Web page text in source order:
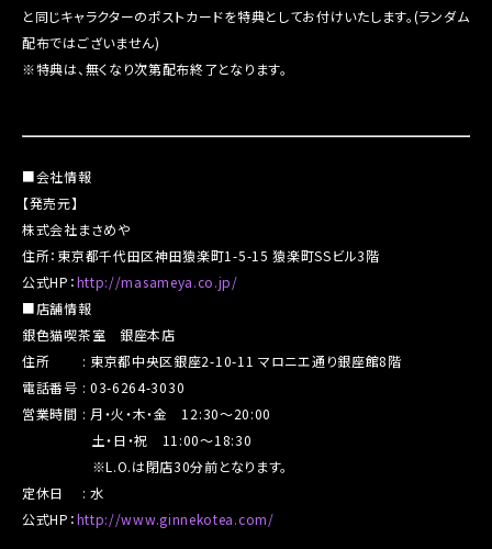
と同じキャラクターのポストカードを特典としてお付けいたします。(ランダム
配布ではございません)
※特典は、無くなり次第配布終了となります。
■会社情報
【発売元】
株式会社まさめや
住所：東京都千代田区神田猿楽町1-5-15 猿楽町SSビル3階
公式HP：http://masameya.co.jp/
■店舗情報
銀色猫喫茶室 銀座本店
住所 : 東京都中央区銀座2-10-11 マロニエ通り銀座館8階
電話番号 : 03-6264-3030
営業時間 : 月・火・木・金 12:30～20:00
土・日・祝 11:00～18:30
※L.O.は閉店30分前となります。
定休日 : 水
公式HP：http://www.ginnekotea.com/